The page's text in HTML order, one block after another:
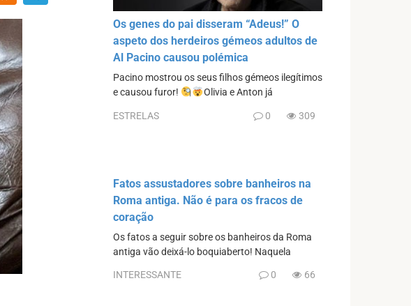
Os genes do pai disseram “Adeus!” O
aspeto dos herdeiros gémeos adultos de
Al Pacino causou polémica
Pacino mostrou os seus filhos gémeos ilegítimos
e causou furor!
Olivia e Anton já
ESTRELAS 0 309
Fatos assustadores sobre banheiros na
Roma antiga. Não é para os fracos de
coração
Os fatos a seguir sobre os banheiros da Roma
antiga vão deixá-lo boquiaberto! Naquela
INTERESSANTE 0 66